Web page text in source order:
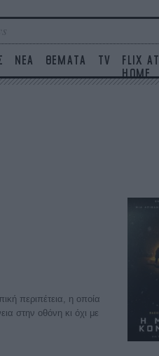
ΝΕΑ ΘΕΜΑΤΑ TV
FLIX AT
HOME
περιπέτεια, η οποία
στην οθόνη κι όχι με